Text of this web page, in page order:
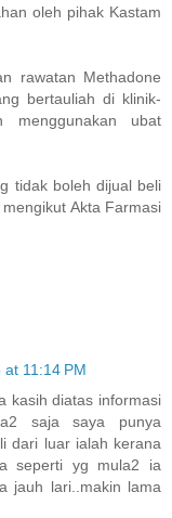
oleh pihak Kastam
rawatan Methadone
bertauliah di klinik-
menggunakan ubat
tidak boleh dijual beli
Akta Farmasi
11:14 PM
kasih diatas informasi
saja saya punya
dari luar ialah kerana
seperti yg mula2 ia
jauh lari..makin lama